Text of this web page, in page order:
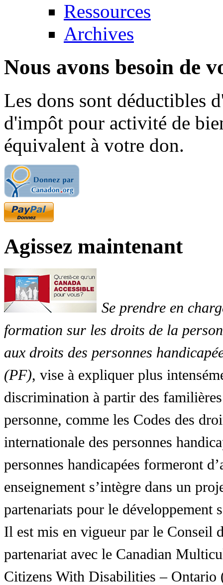
Ressources
Archives
Nous avons besoin de
Les dons sont déductibles
d'impôt pour activité de
équivalent à votre don.
Agissez maintenant
Se prendre en
formation sur les droits de la
aux droits des personnes
(PF), vise à expliquer plus
discrimination à partir des
personne, comme les Codes des
internationale des personnes
personnes handicapées formeront
enseignement s’intègre dans un
partenariats pour le développement
Il est mis en vigueur par le Conseil
partenariat avec le Canadian
Citizens With Disabilities – Ontario